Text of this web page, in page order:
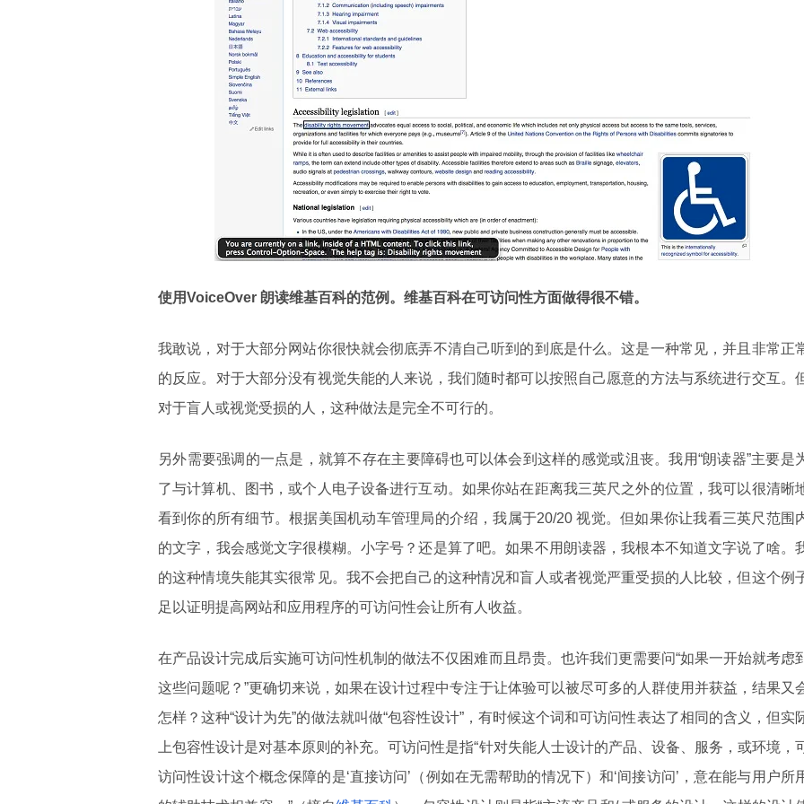
使用VoiceOver 朗读维基百科的范例。维基百科在可访问性方面做得很不错。
我敢说，对于大部分网站你很快就会彻底弄不清自己听到的到底是什么。这是一种常见，并且非常正
的反应。对于大部分没有视觉失能的人来说，我们随时都可以按照自己愿意的方法与系统进行交互。
对于盲人或视觉受损的人，这种做法是完全不可行的。
另外需要强调的一点是，就算不存在主要障碍也可以体会到这样的感觉或沮丧。我用“朗读器”主要是
了与计算机、图书，或个人电子设备进行互动。如果你站在距离我三英尺之外的位置，我可以很清晰
看到你的所有细节。根据美国机动车管理局的介绍，我属于20/20 视觉。但如果你让我看三英尺范围
的文字，我会感觉文字很模糊。小字号？还是算了吧。如果不用朗读器，我根本不知道文字说了啥。
的这种情境失能其实很常见。我不会把自己的这种情况和盲人或者视觉严重受损的人比较，但这个例
足以证明提高网站和应用程序的可访问性会让所有人收益。
在产品设计完成后实施可访问性机制的做法不仅困难而且昂贵。也许我们更需要问“如果一开始就考虑
这些问题呢？”更确切来说，如果在设计过程中专注于让体验可以被尽可多的人群使用并获益，结果又
怎样？这种“设计为先”的做法就叫做“包容性设计”，有时候这个词和可访问性表达了相同的含义，但实
上包容性设计是对基本原则的补充。可访问性是指“针对失能人士设计的产品、设备、服务，或环境，
访问性设计这个概念保障的是‘直接访问’（例如在无需帮助的情况下）和‘间接访问’，意在能与用户所